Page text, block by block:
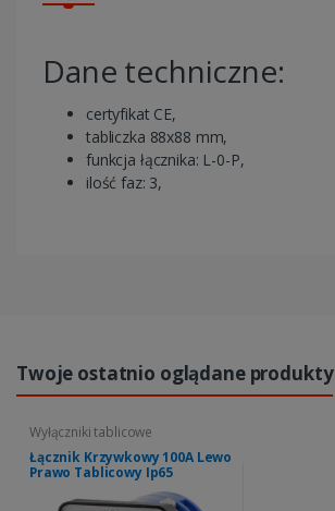
Dane techniczne:
certyfikat CE,
tabliczka 88x88 mm,
funkcja łącznika: L-0-P,
ilość faz: 3,
Twoje ostatnio oglądane produkty
Wyłączniki tablicowe
Łącznik Krzywkowy 100A Lewo
Prawo Tablicowy Ip65